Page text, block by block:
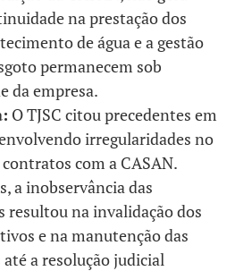
na prestação dos
de água e a gestão
permanecem sob
da empresa.
O TJSC citou precedentes em
irregularidades no
com a CASAN.
a inobservância das
resultou na invalidação dos
e na manutenção das
a resolução judicial